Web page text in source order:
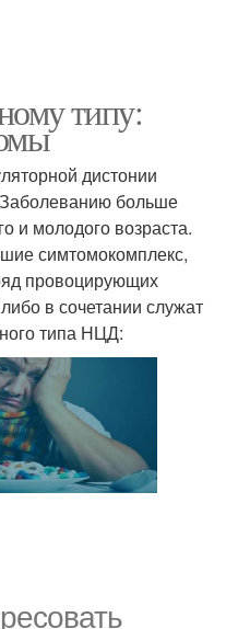
типу:
дистонии
Заболеванию больше
и молодого возраста.
симтомокомплекс,
провоцирующих
в сочетании служат
типа НЦД: